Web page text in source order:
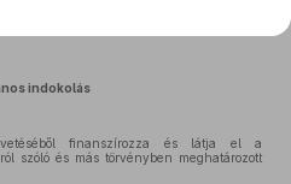
indokolás
finanszírozza és látja el a
szóló és más törvényben meghatározott